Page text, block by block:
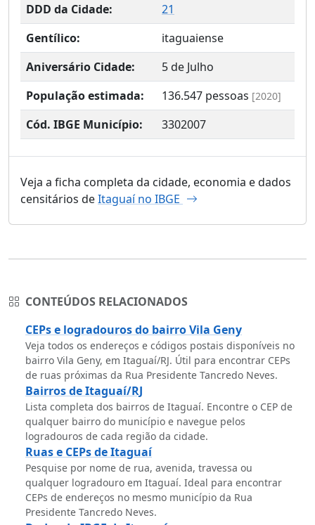
DDD da Cidade:
21
Gentílico:
itaguaiense
Aniversário Cidade:
5 de Julho
População estimada:
136.547 pessoas [2020]
Cód. IBGE Município: 3302007
Veja a ficha completa da cidade, economia e dados
censitários deItaguaí no IBGE
CONTEÚDOS RELACIONADOS
CEPs e logradouros do bairro Vila Geny
Veja todos os endereços e códigos postais disponíveis no
bairro Vila Geny, em Itaguaí/RJ. Útil para encontrar CEPs
de ruas próximas da Rua Presidente Tancredo Neves.
Bairros de Itaguaí/RJ
Lista completa dos bairros de Itaguaí. Encontre o CEP de
qualquer bairro do município e navegue pelos
logradouros de cada região da cidade.
Ruas e CEPs de Itaguaí
Pesquise por nome de rua, avenida, travessa ou
qualquer logradouro em Itaguaí. Ideal para encontrar
CEPs de endereços no mesmo município da Rua
Presidente Tancredo Neves.